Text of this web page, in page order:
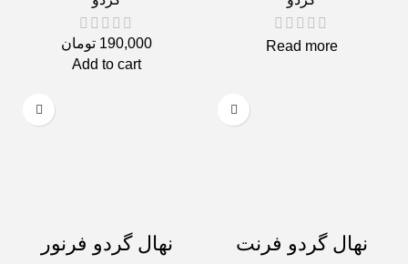
Read more
190,000 تومان
Add to cart
نهال گردو فرنت
نهال گردو فرنور